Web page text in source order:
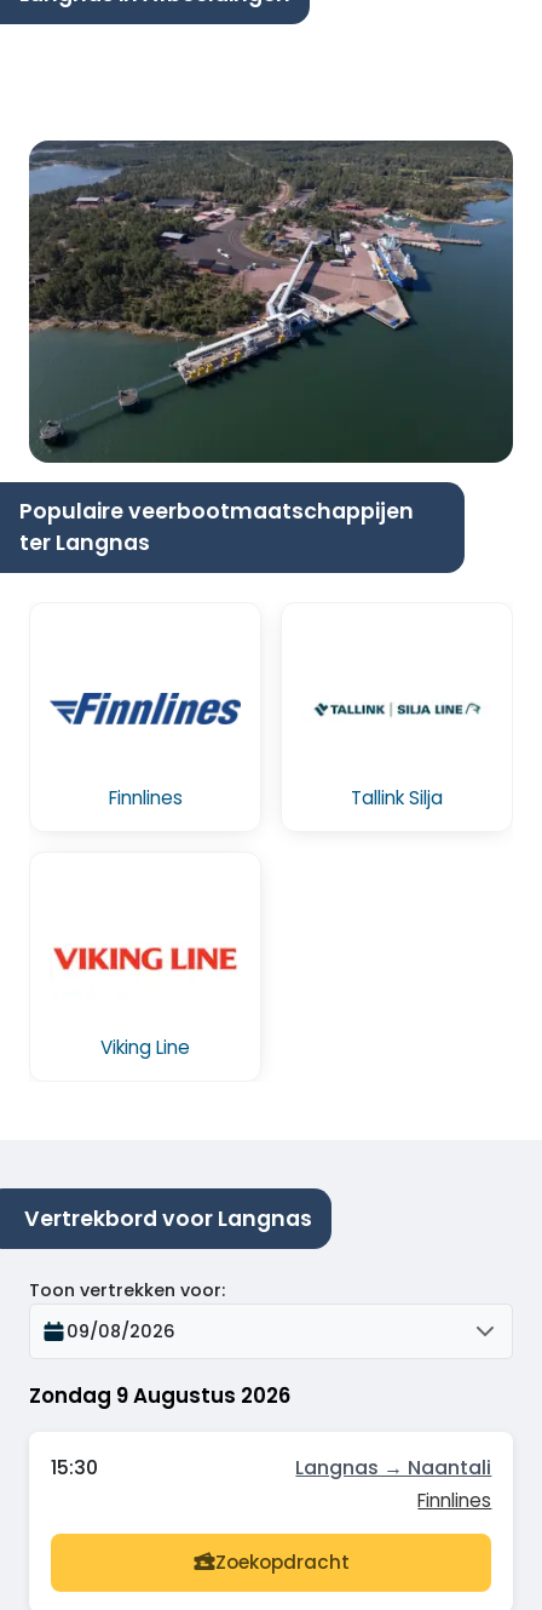
Populaire veerbootmaatschappijen
ter Langnas
Finnlines Tallink Silja
Viking Line
Vertrekbord voor Langnas
Zondag 9 Augustus 2026
Toon vertrekken voor:
09/08/2026
15:30 Langnas → Naantali
Finnlines
Zoekopdracht